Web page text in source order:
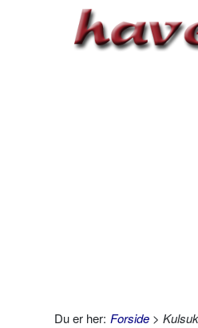
Du er her: Forside >